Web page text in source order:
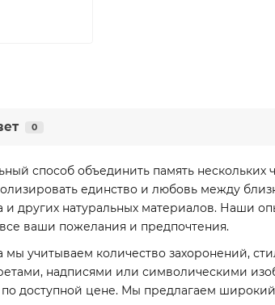
0
способ объединить память
единство и любовь между
других натуральных материалов. Наши
ваши пожелания и предпочтения.
учитываем количество захоронений,
надписями или символическими
доступной цене. Мы предлагаем